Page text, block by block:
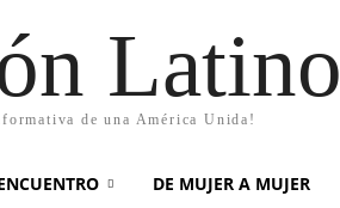
Latino
de una América Unida!
DE MUJER A MUJER